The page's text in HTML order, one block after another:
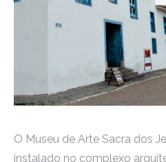
O Museu de Arte Sacra dos
instalado no complexo